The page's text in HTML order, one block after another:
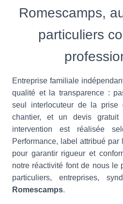
Romescamps,
particuliers
Entreprise familiale
qualité et la transparence :
seul interlocuteur de la
chantier, et un devis gratuit
intervention est réalisée
Performance, label attribué
pour garantir rigueur et
notre réactivité font de nous le
particuliers, entreprises,
Romescamps.